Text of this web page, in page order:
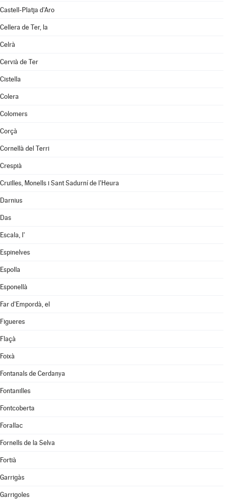
Castell-Platja d'Aro
Cellera de Ter, la
Celrà
Cervià de Ter
Cistella
Colera
Colomers
Corçà
Cornellà del Terri
Crespià
Cruïlles, Monells i Sant Sadurní de l'Heura
Darnius
Das
Escala, l'
Espinelves
Espolla
Esponellà
Far d'Empordà, el
Figueres
Flaçà
Foixà
Fontanals de Cerdanya
Fontanilles
Fontcoberta
Forallac
Fornells de la Selva
Fortià
Garrigàs
Garrigoles